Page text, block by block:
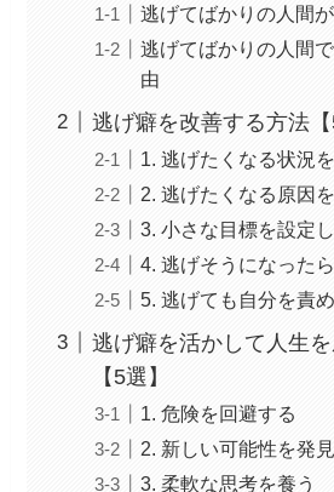
逃げてばかりの人間
逃げてばかりの人間
由
逃げ癖を改善する方法【
1. 逃げたくなる状況
2. 逃げたくなる原因
3. 小さな目標を設定
4. 逃げそうになった
5. 逃げても自分を責
逃げ癖を活かして人生
【5選】
1. 危険を回避する
2. 新しい可能性を発
3. 柔軟な思考を養う